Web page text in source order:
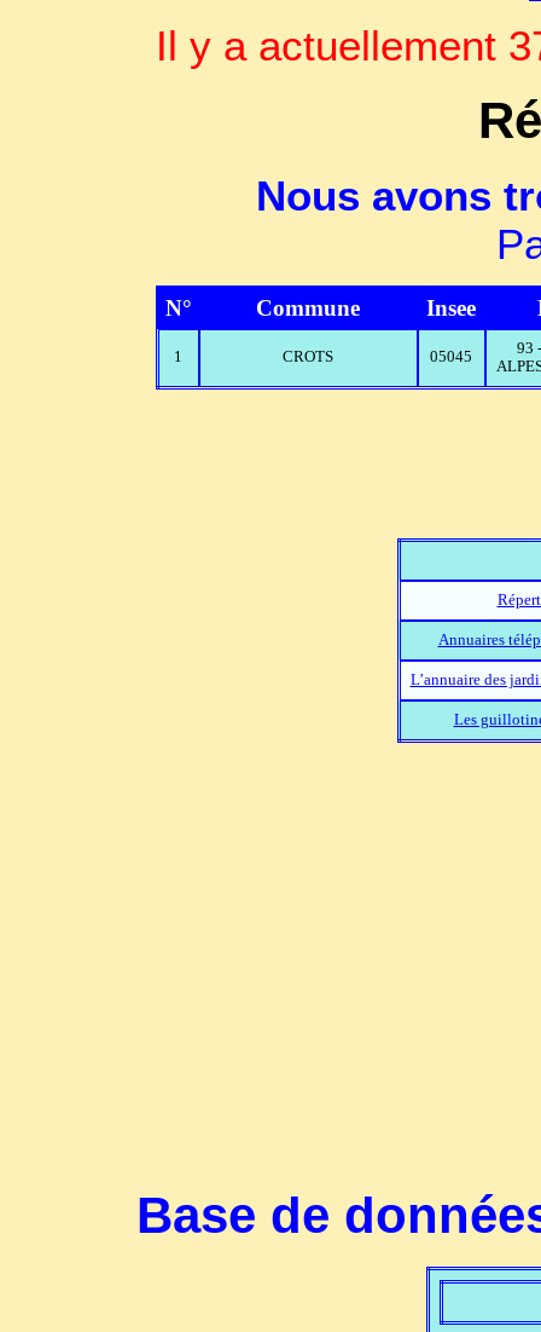
Il y a actuellement
Nous avons
N° Commune Insee
1 CROTS 05045
93
Annuaires
L’annuaire des
Les
Base de